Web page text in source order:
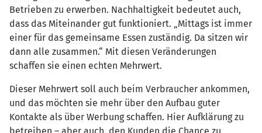
Betrieben zu erwerben. Nachhaltigkeit bedeutet auch,
dass das Miteinander gut funktioniert. „Mittags ist immer
einer für das gemeinsame Essen zuständig. Da sitzen wir
dann alle zusammen.“ Mit diesen Veränderungen
schaffen sie einen echten Mehrwert.
Dieser Mehrwert soll auch beim Verbraucher ankommen,
und das möchten sie mehr über den Aufbau guter
Kontakte als über Werbung schaffen. Hier Aufklärung zu